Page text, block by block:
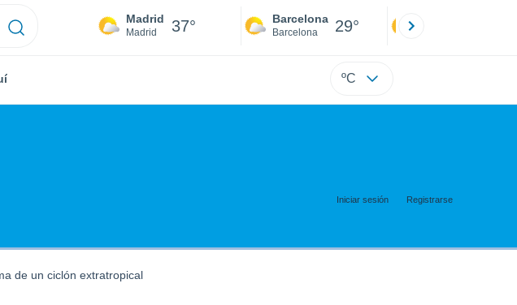
Madrid
Madrid 37° Barcelona
Barcelona 29°
ºC
Iniciar sesión Registrarse
de un ciclón extratropical